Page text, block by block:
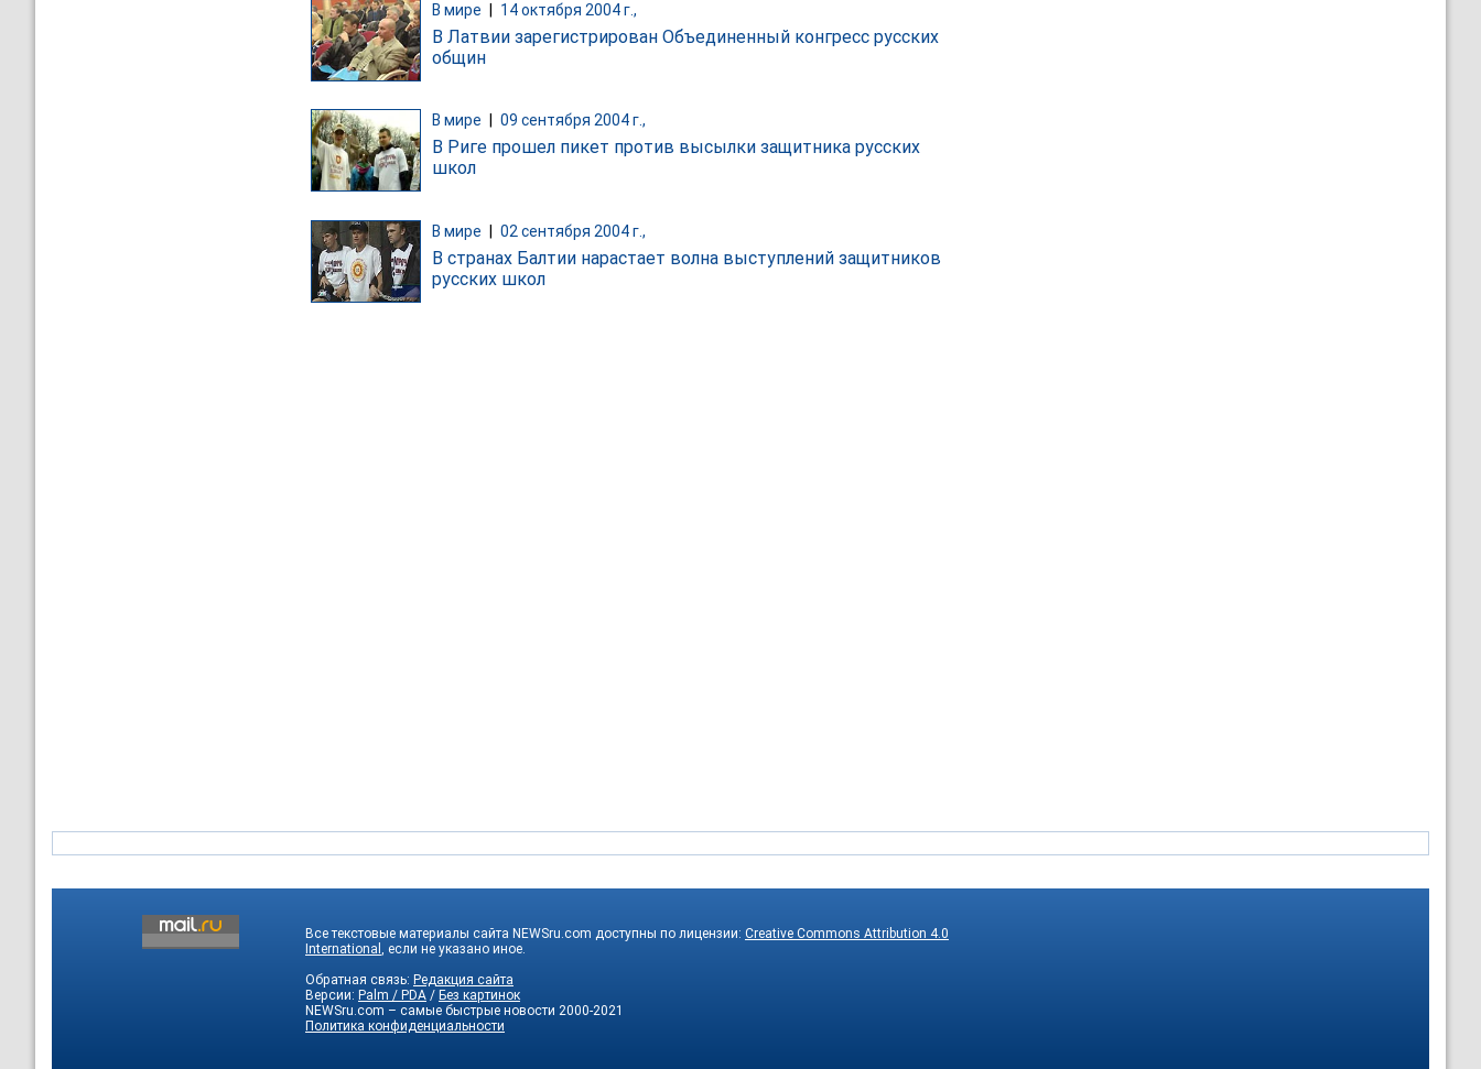
В мире 14 октября 2004 г.,
В Латвии зарегистрирован Объединенный конгресс русских
общин
В мире 09 сентября 2004 г.,
В Риге прошел пикет против высылки защитника русских
школ
В мире | 02 сентября 2004 г.,
В странах Балтии нарастает волна выступлений защитников
русских школ
Все текстовые материалы сайта NEWSru.com доступны по лицензии: Creative Commons Attribution 4.0
International
, если не указано иное.
Обратная связь: Редакция сайта
Версии: Palm / PDA / Без картинок
NEWSru.com – самые быстрые новости 2000-2021
Политика конфиденциальности